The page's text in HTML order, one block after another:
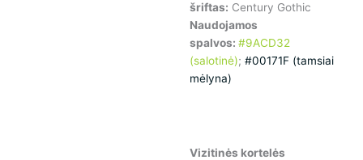
šriftas: Century Gothic
Naudojamos
spalvos:#9ACD32
(salotinė);#00171F (tamsiai
mėlyna)
Vizitinės kortelės